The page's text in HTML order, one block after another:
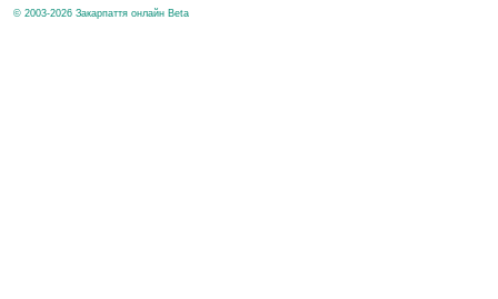
© 2003-2026 Закарпаття онлайн Beta